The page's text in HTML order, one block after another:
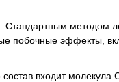
Стандартным методом
побочные эффекты,
входит молекула